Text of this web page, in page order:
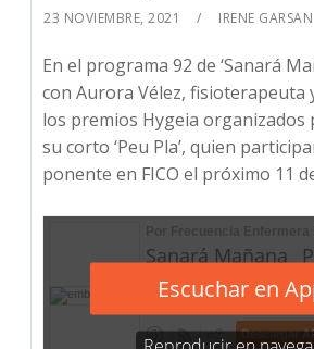
23 NOVIEMBRE, 2021 IRENE GARSAN
En el programa 92 de ‘Sanará
con Aurora Vélez, fisioterapeuta
los premios Hygeia organizados
su corto ‘Peu Pla’, quien
ponente en FICO el próximo 11